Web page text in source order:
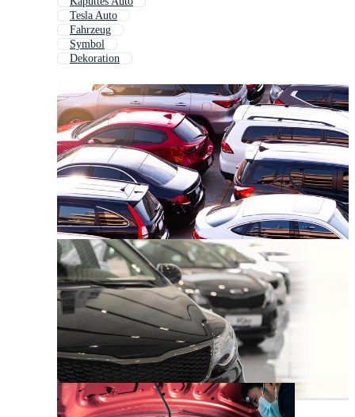
Tesla Auto
Fahrzeug
Symbol
Dekoration